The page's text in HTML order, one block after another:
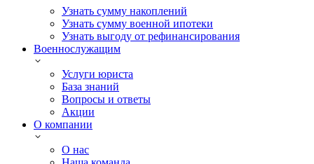
Узнать сумму накоплений
Узнать сумму военной ипотеки
Узнать выгоду от рефинансирования
Военнослужащим
Услуги юриста
База знаний
Вопросы и ответы
Акции
О компании
О нас